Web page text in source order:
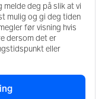
melde deg på slik at vi
mulig og gi deg tiden
før visning hvis
dersom det er
eller